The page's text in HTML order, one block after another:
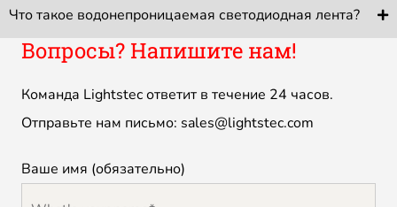
Что такое водонепроницаемая светодиодная лента?
Вопросы? Напишите нам!
Команда Lightstec ответит в течение 24 часов.
Отправьте нам письмо: sales@lightstec.com
Ваше имя (обязательно)